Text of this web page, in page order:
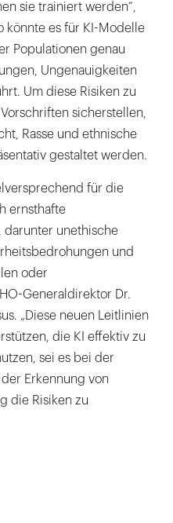
sie trainiert werden“,
könnte es für KI-Modelle
Populationen genau
Ungenauigkeiten
Um diese Risiken zu
sicherstellen,
Rasse und ethnische
gestaltet werden.
für die
ernsthafte
darunter unethische
und
oder
Generaldirektor Dr.
„Diese neuen Leitlinien
die KI effektiv zu
sei es bei der
Erkennung von
die Risiken zu